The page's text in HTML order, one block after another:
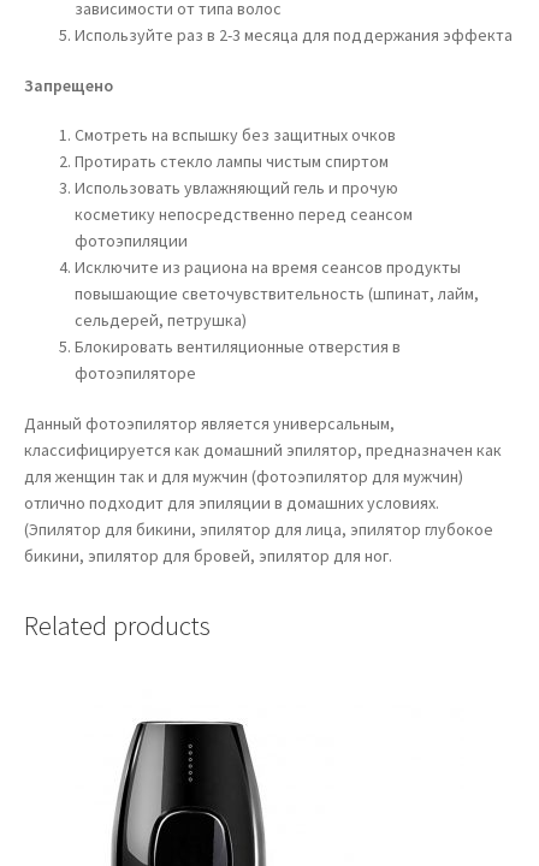
зависимости от типа волос
Используйте раз в 2-3 месяца для поддержания эффекта
Запрещено
Смотреть на вспышку без защитных очков
Протирать стекло лампы чистым спиртом
Использовать увлажняющий гель и прочую
косметику непосредственно перед сеансом
фотоэпиляции
Исключите из рациона на время сеансов продукты
повышающие светочувствительность (шпинат, лайм,
сельдерей, петрушка)
Блокировать вентиляционные отверстия в
фотоэпиляторе
Данный фотоэпилятор является универсальным,
классифицируется как домашний эпилятор, предназначен как
для женщин так и для мужчин (фотоэпилятор для мужчин)
отлично подходит для эпиляции в домашних условиях.
(Эпилятор для бикини, эпилятор для лица, эпилятор глубокое
бикини, эпилятор для бровей, эпилятор для ног.
Related products